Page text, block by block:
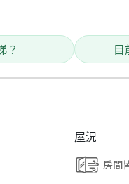
？ 目
屋況
房間